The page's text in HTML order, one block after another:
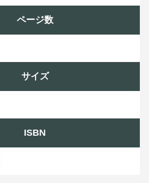
ページ数
サイズ
ISBN